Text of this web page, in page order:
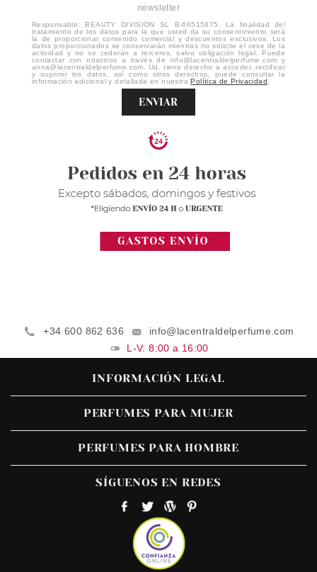
newsletter
Responsable: BEAUTY DIVISION SL B-66515875. La finalidad del
tratamiento de los datos para la que usted da su consentimiento será
la de proporcionar contenido comercial y descuentos exclusivos. Los
datos proporcionados se conservarán mientras no solicite el cese de la
actividad y no se cederán a terceros, salvo obligación legal. Puede
contactar con nosotros a través de info@lacentraldelperfume.com y
anna@lacentraldelperfume.com. Ud. tiene derecho a acceder, rectificar
y suprimir los datos, así como otros derechos, puede consultar la
información adicional y detallada en nuestraPolítica de Privacidad
ENVIAR
+34 600 862 636
info@lacentraldelperfume.com
L-V: 8:00 a 16:00
INFORMACIÓN LEGAL
PERFUMES PARA MUJER
PERFUMES PARA HOMBRE
SÍGUENOS EN REDES